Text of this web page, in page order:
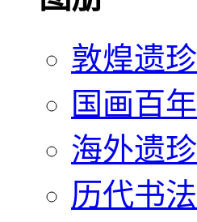
敦煌遗珍
国画百年
海外遗珍
历代书法